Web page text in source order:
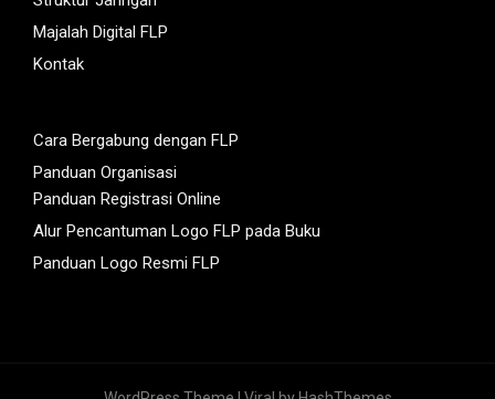
Majalah Digital FLP
Kontak
Cara Bergabung dengan FLP
Panduan Organisasi
Panduan Registrasi Online
Alur Pencantuman Logo FLP pada Buku
Panduan Logo Resmi FLP